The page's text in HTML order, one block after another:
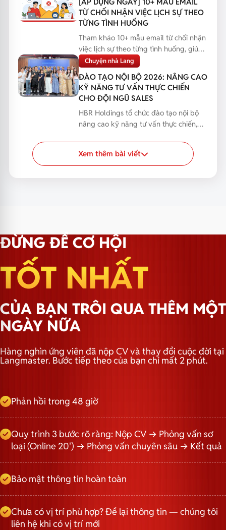
TỪ CHỐI NHẬN VIỆC LỊCH SỰ THEO
TỪNG TÌNH HUỐNG
Tham khảo 10+ mẫu email từ chối nhận
việc lịch sự theo từng tình huống, giúp
bạn phản hồi...
Chuyện nhà Lang
ĐÀO TẠO NỘI BỘ 2026: NÂNG CAO
KỸ NĂNG TƯ VẤN THỰC CHIẾN
CHO ĐỘI NGŨ SALES
HBR Holdings tổ chức đào tạo nội bộ
nâng cao kỹ năng tư vấn thực chiến,
Xem thêm bài viết
ĐỪNG ĐỂ CƠ HỘI
TỐT NHẤT
CỦA BẠN TRÔI QUA THÊM MỘT
NGÀY NỮA
Hàng nghìn ứng viên đã nộp CV và thay đổi cuộc đời tại
Langmaster. Bước tiếp theo của bạn chỉ mất 2 phút.
Phản hồi trong 48 giờ
Quy trình 3 bước rõ ràng: Nộp CV → Phỏng vấn sơ
loại (Online 20') → Phỏng vấn chuyên sâu → Kết quả
Bảo mật thông tin hoàn toàn
Chưa có vị trí phù hợp? Để lại thông tin — chúng tôi
liên hệ khi có vị trí mới